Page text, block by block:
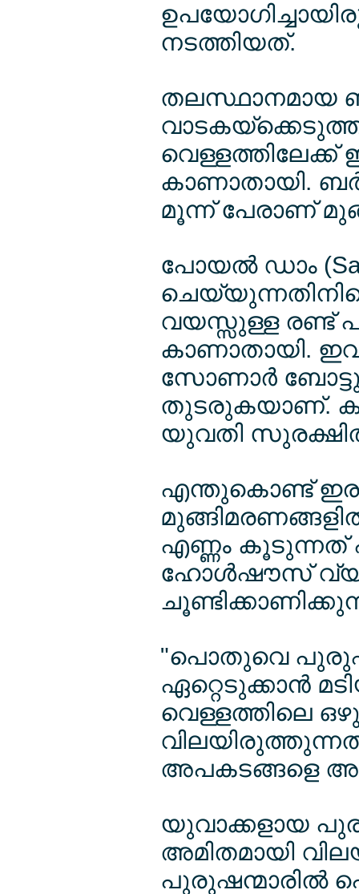
നടത്തിയത്.
തലസ്ഥാനമായ
വാടകയ്ക്കെടുത്ത
കാണാതായി.
മൂന്ന് പേരാണ്
പോയല്‍ ഡാം
വയസ്സുള്ള രണ്ട്
കാണാതായി.
സോണാര്‍
തുടരുകയാണ്.
യുവതി
എന്തുകൊണ്ട്
എണ്ണം കൂടുന്നത്
ഹോള്‍ഷൗസ്
"പൊതുവെ
ഏറ്റെടുക്കാന്‍
വെള്ളത്തിലെ
അപകടങ്ങളെ
യുവാക്കളായ
അമിതമായി
പുരുഷന്മാരില്‍